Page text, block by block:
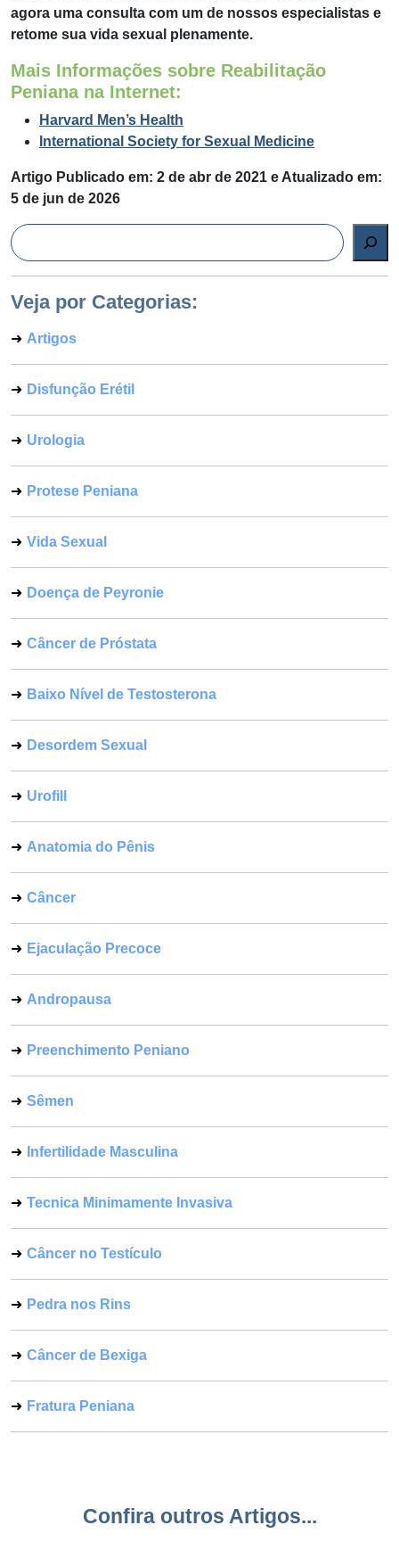
agora uma consulta com um de nossos especialistas e
retome sua vida sexual plenamente.
Mais Informações sobre Reabilitação
Peniana na Internet:
Harvard Men’s Health
International Society for Sexual Medicine
Artigo Publicado em: 2 de abr de 2021 e Atualizado em:
5 de jun de 2026
Pesquisar
Veja por Categorias:
Artigos
Disfunção Erétil
Urologia
Protese Peniana
Vida Sexual
Doença de Peyronie
Câncer de Próstata
Baixo Nível de Testosterona
Desordem Sexual
Urofill
Anatomia do Pênis
Câncer
Ejaculação Precoce
Andropausa
Preenchimento Peniano
Sêmen
Infertilidade Masculina
Tecnica Minimamente Invasiva
Câncer no Testículo
Pedra nos Rins
Câncer de Bexiga
Fratura Peniana
Confira outros Artigos...